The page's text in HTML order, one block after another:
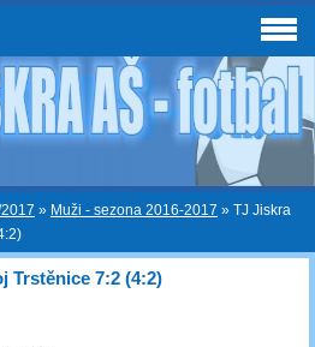
» Muži - sezona 2016-2017 » TJ Jiskra
Trstěnice 7:2 (4:2)